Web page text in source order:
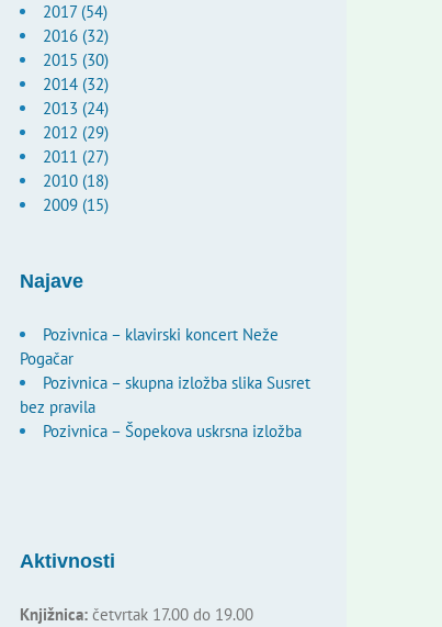
2017 (54)
2016 (32)
2015 (30)
2014 (32)
2013 (24)
2012 (29)
2011 (27)
2010 (18)
2009 (15)
Najave
Pozivnica – klavirski koncert Neže
Pogačar
Pozivnica – skupna izložba slika Susret
bez pravila
Pozivnica – Šopekova uskrsna izložba
Aktivnosti
Knjižnica:četvrtak 17.00 do 19.00